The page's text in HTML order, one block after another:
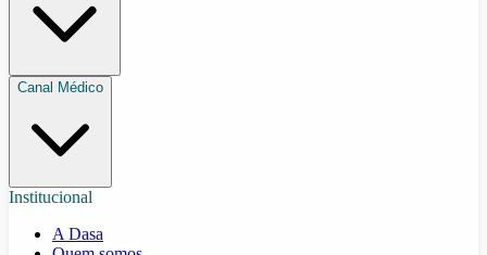
Canal Médico
Institucional
A Dasa